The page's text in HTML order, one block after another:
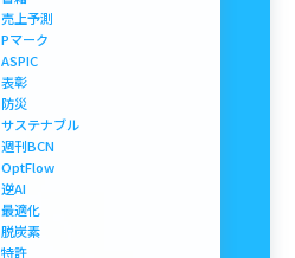
売上予測
Pマーク
ASPIC
表彰
防災
サステナブル
週刊BCN
OptFlow
逆AI
最適化
脱炭素
特許